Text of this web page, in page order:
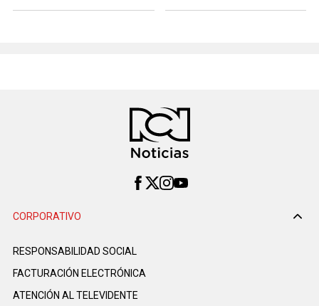
CORPORATIVO
RESPONSABILIDAD SOCIAL
FACTURACIÓN ELECTRÓNICA
ATENCIÓN AL TELEVIDENTE